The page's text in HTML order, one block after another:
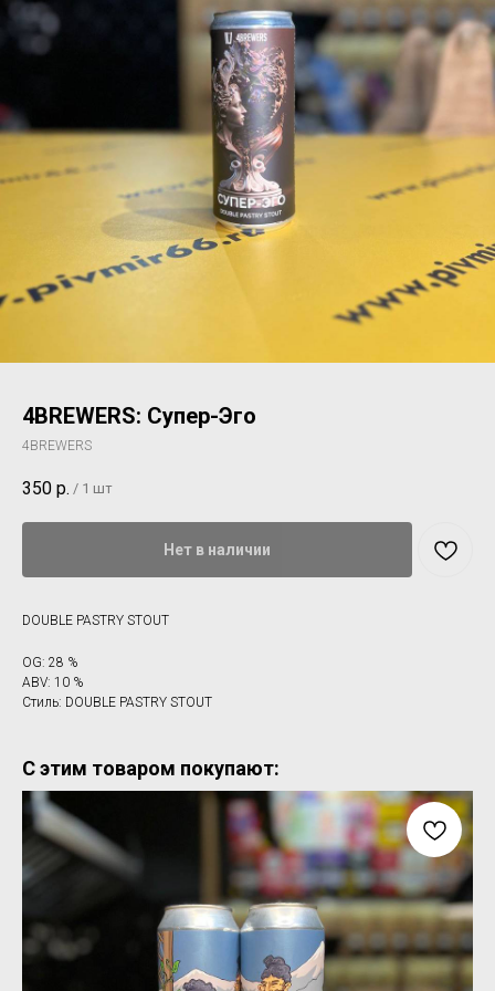
4BREWERS: Супер-Эго
4BREWERS
350 р. / 1 шт
Нет в наличии
DOUBLE PASTRY STOUT
OG: 28 %
ABV: 10 %
Стиль: DOUBLE PASTRY STOUT
С этим товаром покупают: